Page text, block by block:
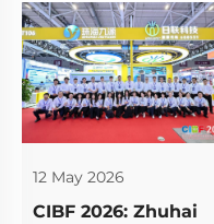
12 May 2026
CIBF 2026: Zhuhai